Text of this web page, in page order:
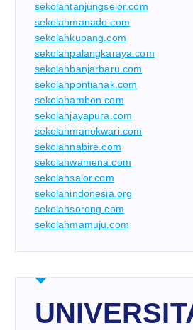
sekolahtanjungselor.com
sekolahmanado.com
sekolahkupang.com
sekolahpalangkaraya.com
sekolahbanjarbaru.com
sekolahpontianak.com
sekolahambon.com
sekolahjayapura.com
sekolahmanokwari.com
sekolahnabire.com
sekolahwamena.com
sekolahsalor.com
sekolahindonesia.org
sekolahsorong.com
sekolahmamuju.com